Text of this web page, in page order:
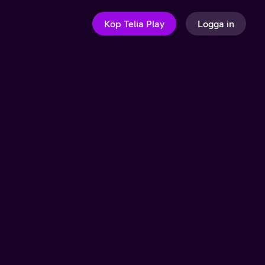
Köp Telia Play Logga in